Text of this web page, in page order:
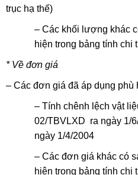
trục hạ thế)
– Các khối lượng khác
hiện trong bảng tính chi
* Về đơn giá
– Các đơn giá đã áp dụng phù
– Tính chênh lệch vật
02/TBVLXD ra ngày 1/
ngày 1/4/2004
– Các đơn giá khác có
hiện trong bảng tính chi